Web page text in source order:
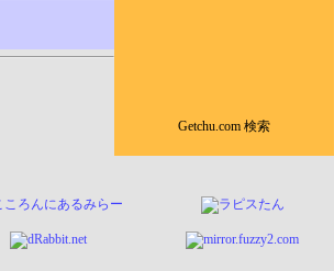
Getchu.com 検索